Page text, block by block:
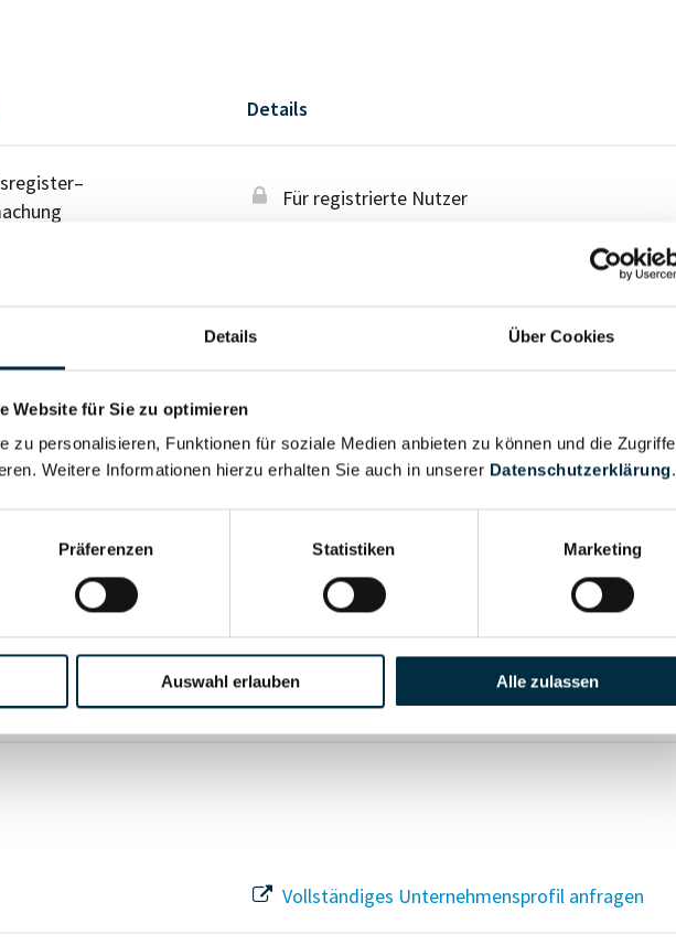
Details Über Cookies
Website für Sie zu optimieren
zu personalisieren, Funktionen für soziale Medien anbieten zu können und die Zugriffe
Weitere Informationen hierzu erhalten Sie auch in unserer Datenschutzerklärung.
Präferenzen Statistiken Marketing
Auswahl erlauben Alle zulassen
Details
Für registrierte Nutzer
Vollständiges Unternehmensprofil anfragen
Vollständiges Unternehmensprofil anfragen
Vollständiges Unternehmensprofil anfragen
Vollständiges Unternehmensprofil anfragen